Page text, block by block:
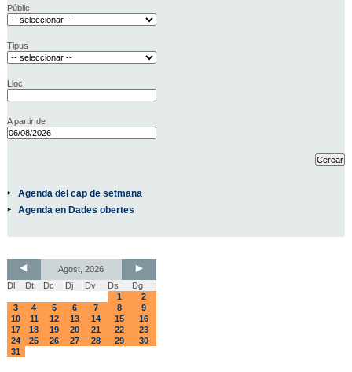
Públic
Tipus
Lloc
A partir de
Agenda del cap de setmana
Agenda en Dades obertes
Agost, 2026
Dl
Dt Dc Dj Dv Ds
Dg
1
2
3
4 5 6 7 8
9
10
11 12 13 14 15
16
17
18 19 20 21 22
23
24
25 26 27 28 29
30
31